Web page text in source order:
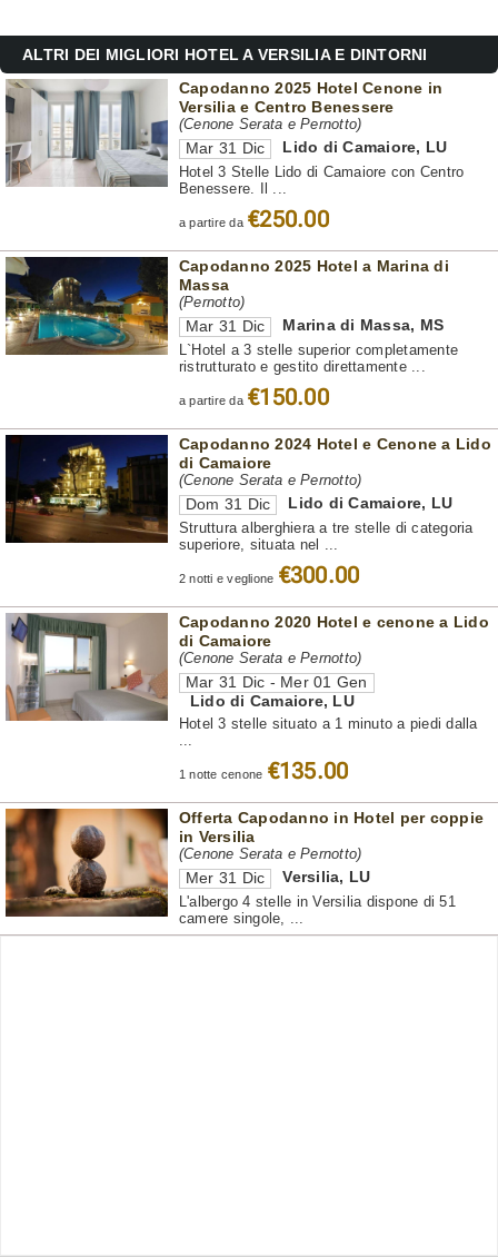
ALTRI DEI MIGLIORI HOTEL A VERSILIA E DINTORNI
Capodanno 2025 Hotel Cenone in
Versilia e Centro Benessere
(Cenone Serata e Pernotto)
Mar 31 Dic Lido di Camaiore, LU
Hotel 3 Stelle Lido di Camaiore con Centro
Benessere. Il ...
a partire da €250.00
Capodanno 2025 Hotel a Marina di
Massa
(Pernotto)
Mar 31 Dic Marina di Massa, MS
L`Hotel a 3 stelle superior completamente
ristrutturato e gestito direttamente ...
a partire da €150.00
Capodanno 2024 Hotel e Cenone a Lido
di Camaiore
(Cenone Serata e Pernotto)
Dom 31 Dic Lido di Camaiore, LU
Struttura alberghiera a tre stelle di categoria
superiore, situata nel ...
2 notti e veglione €300.00
Capodanno 2020 Hotel e cenone a Lido
di Camaiore
(Cenone Serata e Pernotto)
Mar 31 Dic - Mer 01 Gen
Lido di Camaiore, LU
Hotel 3 stelle situato a 1 minuto a piedi dalla
1 notte cenone €135.00
Offerta Capodanno in Hotel per coppie
in Versilia
(Cenone Serata e Pernotto)
Mer 31 Dic Versilia, LU
L'albergo 4 stelle in Versilia dispone di 51
camere singole, ...